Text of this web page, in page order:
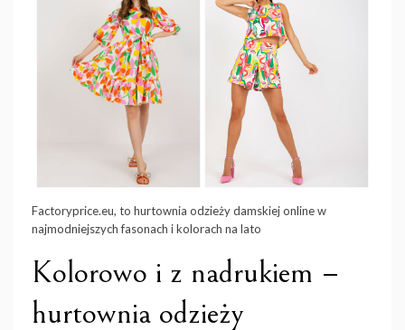
Factoryprice.eu, to hurtownia odzieży damskiej online w
najmodniejszych fasonach i kolorach na lato
Kolorowo i z nadrukiem –
hurtownia odzieży